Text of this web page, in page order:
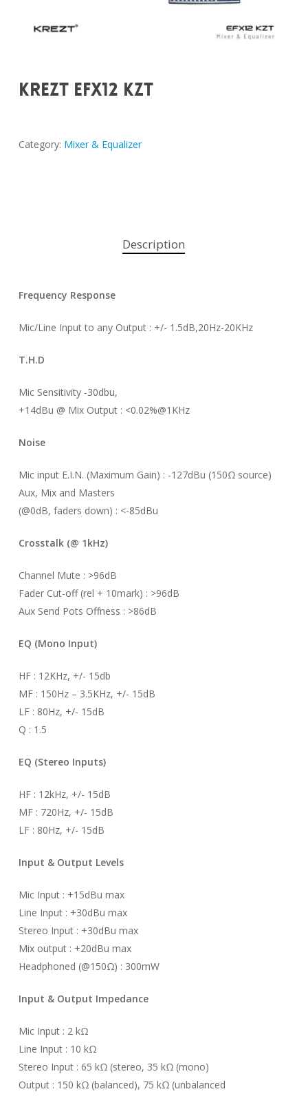
KREZT EFX12 KZT
Category: Mixer & Equalizer
Description
Frequency Response
Mic/Line Input to any Output : +/- 1.5dB,20Hz-20KHz
T.H.D
Mic Sensitivity -30dbu,
+14dBu @ Mix Output : <0.02%@1KHz
Noise
Mic input E.I.N. (Maximum Gain) : -127dBu (150Ω source)
Aux, Mix and Masters
(@0dB, faders down) : <-85dBu
Crosstalk (@ 1kHz)
Channel Mute : >96dB
Fader Cut-off (rel + 10mark) : >96dB
Aux Send Pots Offness : >86dB
EQ (Mono Input)
HF : 12KHz, +/- 15db
MF : 150Hz – 3.5KHz, +/- 15dB
LF : 80Hz, +/- 15dB
Q : 1.5
EQ (Stereo Inputs)
HF : 12kHz, +/- 15dB
MF : 720Hz, +/- 15dB
LF : 80Hz, +/- 15dB
Input & Output Levels
Mic Input : +15dBu max
Line Input : +30dBu max
Stereo Input : +30dBu max
Mix output : +20dBu max
Headphoned (@150Ω) : 300mW
Input & Output Impedance
Mic Input : 2 kΩ
Line Input : 10 kΩ
Stereo Input : 65 kΩ (stereo, 35 kΩ (mono)
Output : 150 kΩ (balanced), 75 kΩ (unbalanced